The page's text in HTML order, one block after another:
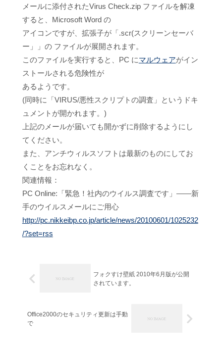
メールに添付されたVirus Check.zip ファイルを解凍
すると、Microsoft Word の
アイコンですが、拡張子が「.scr(スクリーンセーバ
ー」」の ファイルが展開されます。
このファイルを実行すると、PC にマルウェアがイン
ストールされる危険性が
あるようです。
(同時に「VIRUS/悪性スクリプトの調査」というドキ
ュメントが開かれます。)
上記のメールが届いても開かずに削除するようにし
てください。
また、アンチウィルスソフトは最新のものにしてお
くことをお忘れなく。
関連情報：
PC Online:「緊急！社内のウイルス調査です」――新
手のウイルスメールにご用心
http://pc.nikkeibp.co.jp/article/news/20100601/1025232
/?set=rss
フォクすけ壁紙 2010年6月版が公開
されています。
Office2000のセキュリティ更新は手動
で